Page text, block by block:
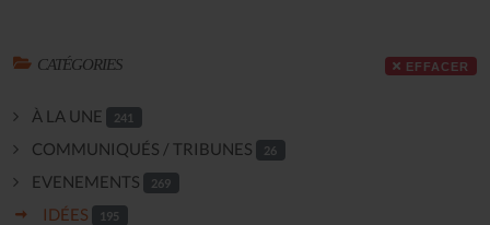
CATÉGORIES EFFACER
À LA UNE 241
COMMUNIQUÉS / TRIBUNES 26
EVENEMENTS 269
IDÉES 195